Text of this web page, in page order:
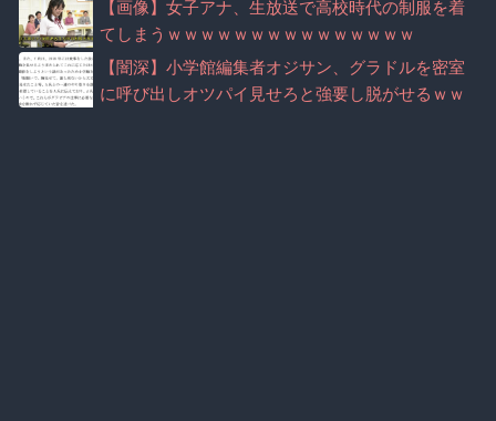
【画像】女子アナ、生放送で高校時代の制服を着
てしまうｗｗｗｗｗｗｗｗｗｗｗｗｗｗｗ
【闇深】小学館編集者オジサン、グラドルを密室
に呼び出しオツパイ見せろと強要し脱がせるｗｗ